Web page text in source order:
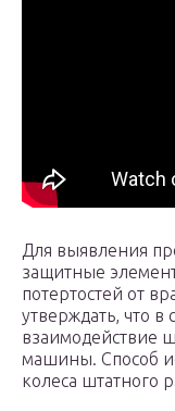
Для выявления
защитные
потертостей от
утверждать, что в
взаимодействие
машины. Способ
колеса штатного